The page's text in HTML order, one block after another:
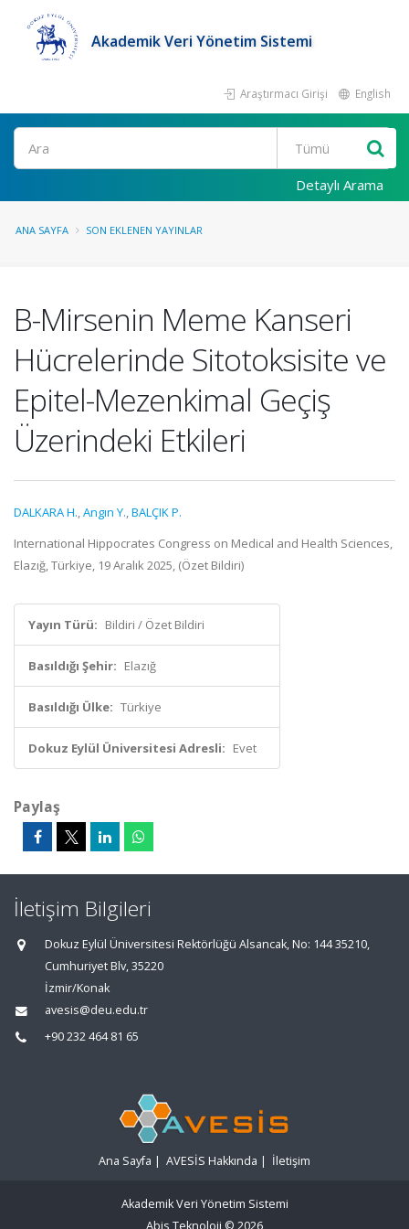
Akademik Veri Yönetim Sistemi
Araştırmacı Girişi English
Ara
Detaylı Arama
ANA SAYFA SON EKLENEN YAYINLAR
Β-Mirsenin Meme Kanseri
Hücrelerinde Sitotoksisite ve
Epitel-Mezenkimal Geçiş
Üzerindeki Etkileri
DALKARA H.,Angın Y.,BALÇIK P.
International Hippocrates Congress on Medical and Health Sciences,
Elazığ, Türkiye, 19 Aralık 2025, (Özet Bildiri)
Yayın Türü: Bildiri / Özet Bildiri
Basıldığı Şehir: Elazığ
Basıldığı Ülke: Türkiye
Dokuz Eylül Üniversitesi Adresli: Evet
Paylaş
İletişim Bilgileri
Dokuz Eylül Üniversitesi Rektörlüğü Alsancak, No: 144 35210,
Cumhuriyet Blv, 35220
İzmir/Konak
avesis@deu.edu.tr
+90 232 464 81 65
Ana Sayfa | AVESİS Hakkında | İletişim
Akademik Veri Yönetim Sistemi
Abis Teknoloji © 2026